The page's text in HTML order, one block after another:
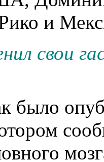
и
свои
было